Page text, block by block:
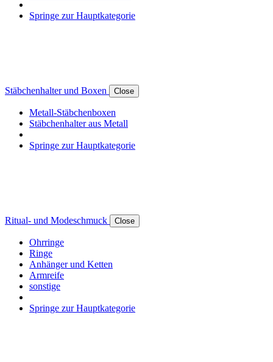
Springe zur Hauptkategorie
Stäbchenhalter und Boxen Close
Metall-Stäbchenboxen
Stäbchenhalter aus Metall
Springe zur Hauptkategorie
Ritual- und Modeschmuck Close
Ohrringe
Ringe
Anhänger und Ketten
Armreife
sonstige
Springe zur Hauptkategorie